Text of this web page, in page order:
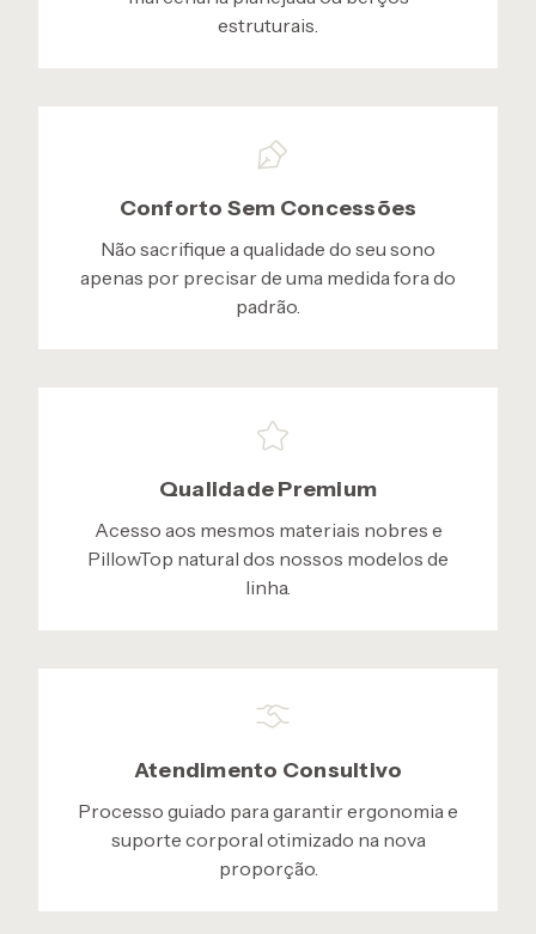
estruturais.
Conforto Sem Concessões
Não sacrifique a qualidade do seu sono
apenas por precisar de uma medida fora do
padrão.
Qualidade Premium
Acesso aos mesmos materiais nobres e
PillowTop natural dos nossos modelos de
linha.
Atendimento Consultivo
Processo guiado para garantir ergonomia e
suporte corporal otimizado na nova
proporção.